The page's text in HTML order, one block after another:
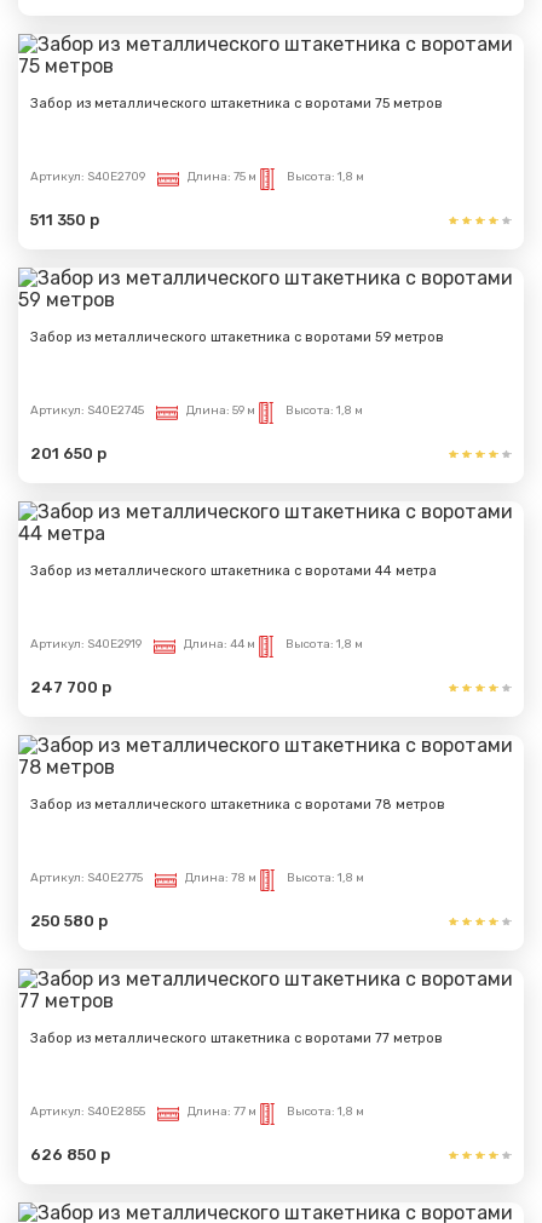
Забор из металлического штакетника с воротами 75 метров
Артикул: S40E2709 Длина: 75 м Высота: 1,8 м
511 350 р
Забор из металлического штакетника с воротами 59 метров
Артикул: S40E2745 Длина: 59 м Высота: 1,8 м
201 650 р
Забор из металлического штакетника с воротами 44 метра
Артикул: S40E2919 Длина: 44 м Высота: 1,8 м
247 700 р
Забор из металлического штакетника с воротами 78 метров
Артикул: S40E2775 Длина: 78 м Высота: 1,8 м
250 580 р
Забор из металлического штакетника с воротами 77 метров
Артикул: S40E2855 Длина: 77 м Высота: 1,8 м
626 850 р